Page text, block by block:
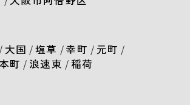
/ 大国 /塩草 /幸町 / 元町 /
町 / 浪速東 /稲荷